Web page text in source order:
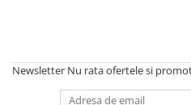
Pregătire Bacalaureat
Romane și literatură
Newsletter Nu rata ofertele si